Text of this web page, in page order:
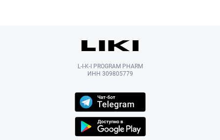
L-I-K-I PROGRAM PHARM
ИНН 309805779